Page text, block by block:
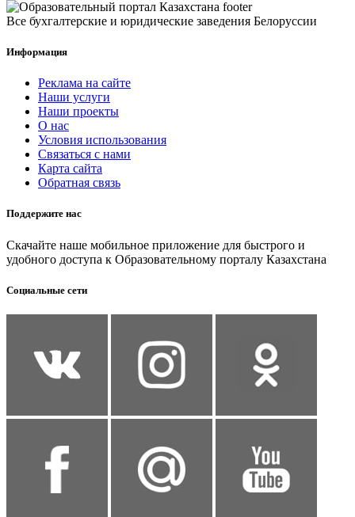
Все бухгалтерские и юридические заведения Белоруссии
Информация
Реклама на сайте
Наши услуги
Наши проекты
О нас
Условия использования
Связаться с нами
Карта сайта
Обратная связь
Поддержите нас
Скачайте наше мобильное приложение для быстрого и
удобного доступа к Образовательному порталу Казахстана
Социальные сети